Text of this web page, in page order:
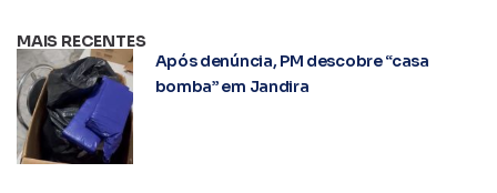
MAIS RECENTES
Após denúncia, PM descobre “casa
bomba” em Jandira